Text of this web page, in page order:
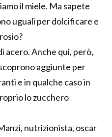
il miele. Ma sapete
uguali per dolcificare e
acero. Anche qui, però,
aggiunte per
e in qualche caso in
lo zucchero
nutrizionista, oscar